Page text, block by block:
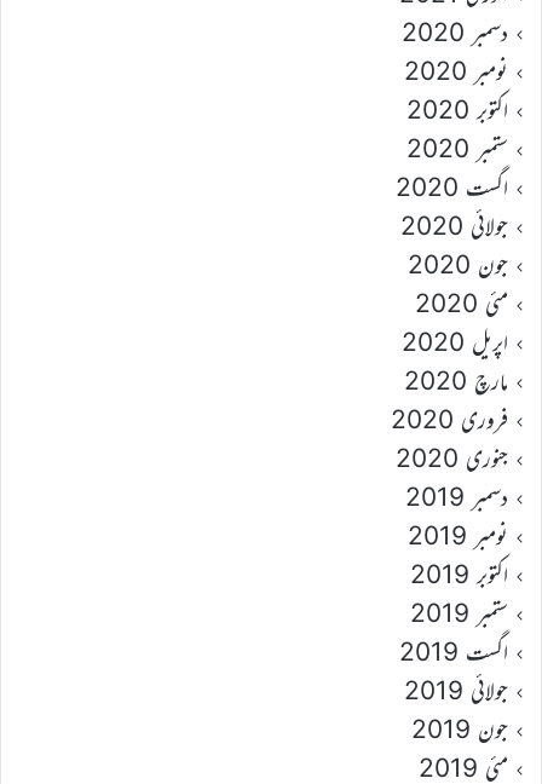
دسمبر 2020
نومبر 2020
اکتوبر 2020
ستمبر 2020
اگست 2020
جولائی 2020
جون 2020
مئی 2020
اپریل 2020
مارچ 2020
فروری 2020
جنوری 2020
دسمبر 2019
نومبر 2019
اکتوبر 2019
ستمبر 2019
اگست 2019
جولائی 2019
جون 2019
مئی 2019